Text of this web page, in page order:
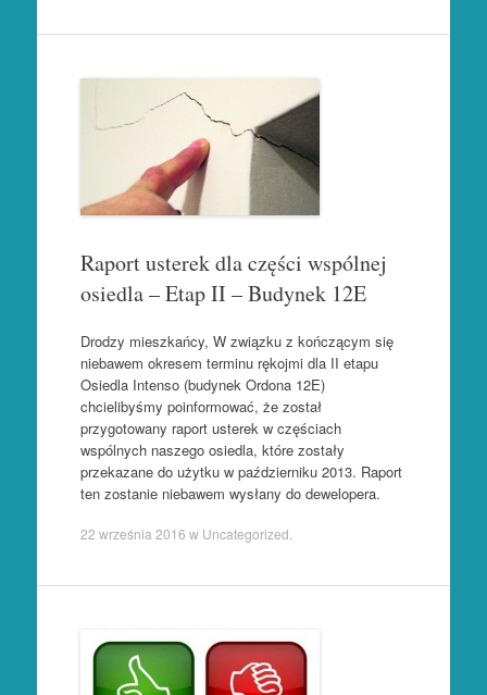
Raport usterek dla części wspólnej
osiedla – Etap II – Budynek 12E
Drodzy mieszkańcy, W związku z kończącym się
niebawem okresem terminu rękojmi dla II etapu
Osiedla Intenso (budynek Ordona 12E)
chcielibyśmy poinformować, że został
przygotowany raport usterek w częściach
wspólnych naszego osiedla, które zostały
przekazane do użytku w październiku 2013. Raport
ten zostanie niebawem wysłany do dewelopera.
22 września 2016 w Uncategorized